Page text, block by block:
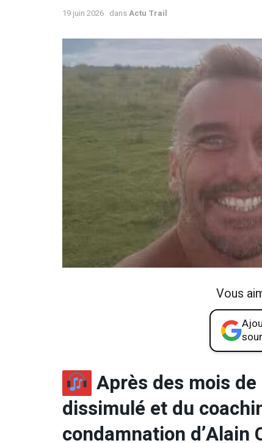
19 juin 2026 dansActu Trail
Vous
Après des mois
dissimulé et du
condamnation d’Alain